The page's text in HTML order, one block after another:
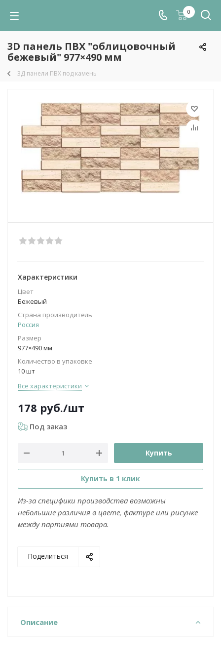
0
3D панель ПВХ "облицовочный
бежевый" 977×490 мм
3Д панели ПВХ под камень
Характеристики
Цвет
Бежевый
Страна производитель
Россия
Размер
977×490 мм
Количество в упаковке
10 шт
Все характеристики
178 руб./шт
Под заказ
Купить
Купить в 1 клик
Из-за специфики производства возможны
небольшие различия в цвете, фактуре или рисунке
между партиями товара.
Поделиться
Описание